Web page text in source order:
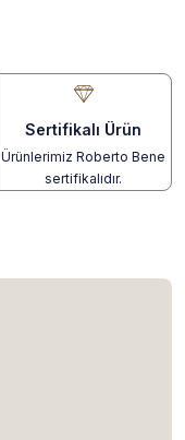
Sertifikalı Ürün
Ürünlerimiz Roberto Bene
sertifikalıdır.